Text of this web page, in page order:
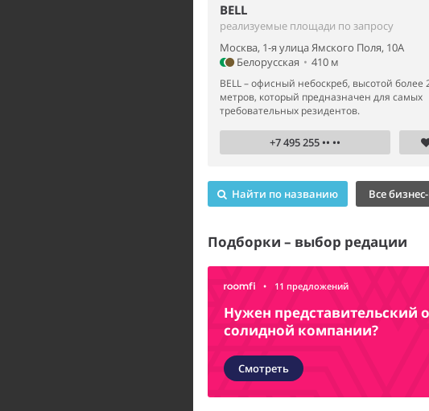
BELL
реализуемые площади по запросу
Москва, 1-я улица Ямского Поля, 10А
Белорусская • 410 м
BELL – офисный небоскреб, высотой более
метров, который предназначен для самых
требовательных резидентов.
+7 495 255 •• ••
Найти по названию Все
Подборки – выбор редации
• 11 предложений
Нужен представительский
солидной компании?
Смотреть